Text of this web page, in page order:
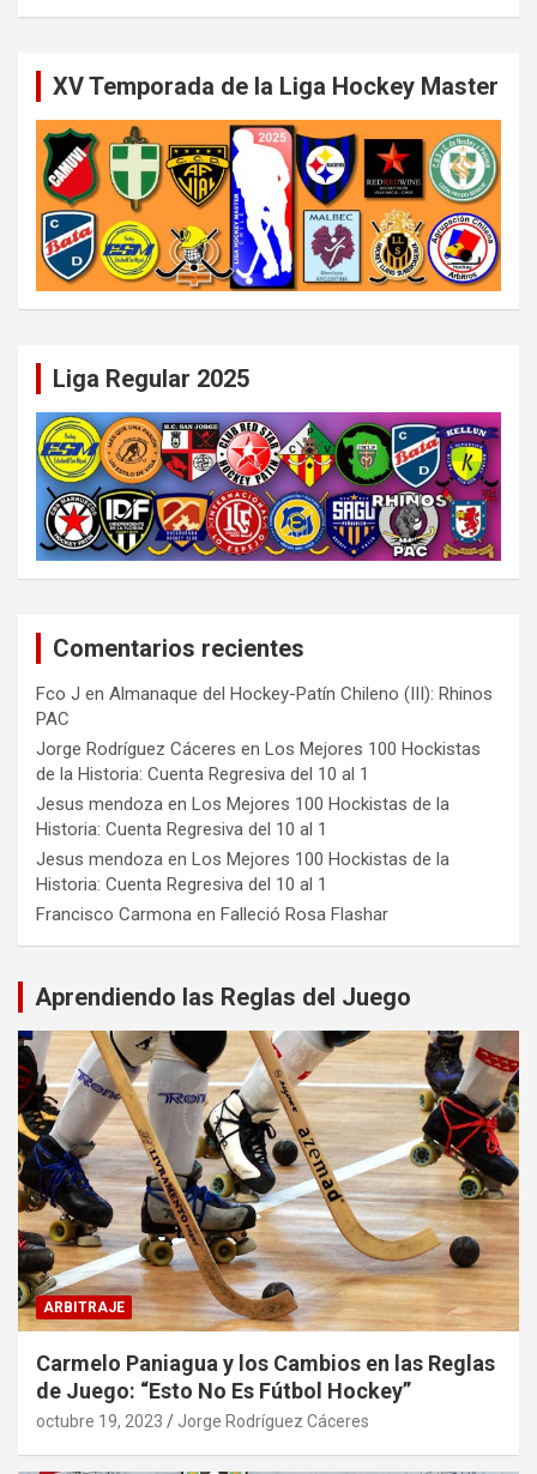
XV Temporada de la Liga Hockey Master
Liga Regular 2025
Comentarios recientes
Fco J en Almanaque del Hockey-Patín Chileno (III): Rhinos
PAC
Jorge Rodríguez Cáceres en Los Mejores 100 Hockistas
de la Historia: Cuenta Regresiva del 10 al 1
Jesus mendoza en Los Mejores 100 Hockistas de la
Historia: Cuenta Regresiva del 10 al 1
Jesus mendoza en Los Mejores 100 Hockistas de la
Historia: Cuenta Regresiva del 10 al 1
Francisco Carmona en Falleció Rosa Flashar
Aprendiendo las Reglas del Juego
ARBITRAJE
Carmelo Paniagua y los Cambios en las Reglas
de Juego: “Esto No Es Fútbol Hockey”
octubre 19, 2023 Jorge Rodríguez Cáceres